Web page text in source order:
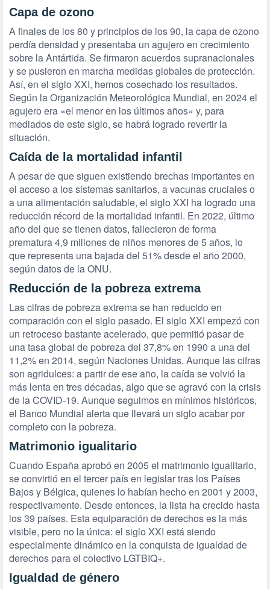
Capa de ozono
A finales de los 80 y principios de los 90, la capa de ozono
perdía densidad y presentaba un agujero en crecimiento
sobre la Antártida. Se firmaron acuerdos supranacionales
y se pusieron en marcha medidas globales de protección.
Así, en el siglo XXI, hemos cosechado los resultados.
Según la Organización Meteorológica Mundial, en 2024 el
agujero era «el menor en los últimos años» y, para
mediados de este siglo, se habrá logrado revertir la
situación.
Caída de la mortalidad infantil
A pesar de que siguen existiendo brechas importantes en
el acceso a los sistemas sanitarios, a vacunas cruciales o
a una alimentación saludable, el siglo XXI ha logrado una
reducción récord de la mortalidad infantil. En 2022, último
año del que se tienen datos, fallecieron de forma
prematura 4,9 millones de niños menores de 5 años, lo
que representa una bajada del 51% desde el año 2000,
según datos de la ONU.
Reducción de la pobreza extrema
Las cifras de pobreza extrema se han reducido en
comparación con el siglo pasado. El siglo XXI empezó con
un retroceso bastante acelerado, que permitió pasar de
una tasa global de pobreza del 37,8% en 1990 a una del
11,2% en 2014, según Naciones Unidas. Aunque las cifras
son agridulces: a partir de ese año, la caída se volvió la
más lenta en tres décadas, algo que se agravó con la crisis
de la COVID-19. Aunque seguimos en mínimos históricos,
el Banco Mundial alerta que llevará un siglo acabar por
completo con la pobreza.
Matrimonio igualitario
Cuando España aprobó en 2005 el matrimonio igualitario,
se convirtió en el tercer país en legislar tras los Países
Bajos y Bélgica, quienes lo habían hecho en 2001 y 2003,
respectivamente. Desde entonces, la lista ha crecido hasta
los 39 países. Esta equiparación de derechos es la más
visible, pero no la única: el siglo XXI está siendo
especialmente dinámico en la conquista de igualdad de
derechos para el colectivo LGTBIQ+.
Igualdad de género